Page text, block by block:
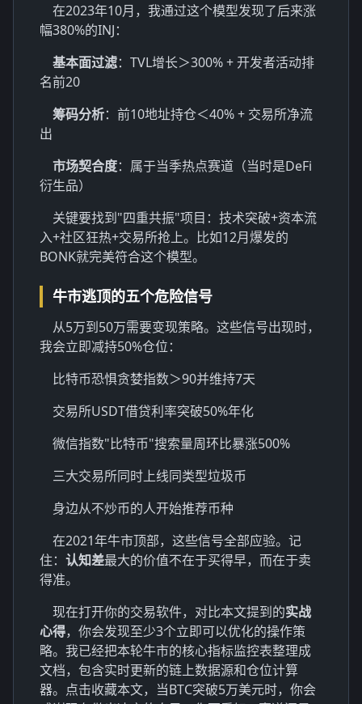
在2023年10月，我通过这个模型发现了后来涨
幅380%的INJ：
基本面过滤：TVL增长＞300% + 开发者活动排
名前20
筹码分析：前10地址持仓＜40% + 交易所净流
出
市场契合度：属于当季热点赛道（当时是DeFi
衍生品）
关键要找到"四重共振"项目：技术突破+资本流
入+社区狂热+交易所抢上。比如12月爆发的
BONK就完美符合这个模型。
牛市逃顶的五个危险信号
从5万到50万需要变现策略。这些信号出现时，
我会立即减持50%仓位：
比特币恐惧贪婪指数＞90并维持7天
交易所USDT借贷利率突破50%年化
微信指数"比特币"搜索量周环比暴涨500%
三大交易所同时上线同类型垃圾币
身边从不炒币的人开始推荐币种
在2021年牛市顶部，这些信号全部应验。记
住： 认知差最大的价值不在于买得早，而在于卖
得准。
现在打开你的交易软件，对比本文提到的实战
心得，你会发现至少3个立即可以优化的操作策
略。我已经把本轮牛市的核心指标监控表整理成
文档，包含实时更新的链上数据源和仓位计算
器。点击收藏本文，当BTC突破5万美元时，你会